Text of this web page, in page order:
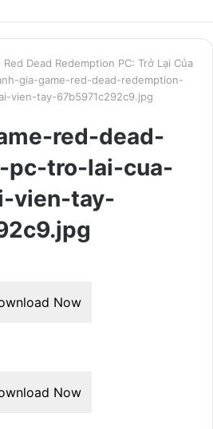
Dead Redemption PC: Trở Lại Của
gia-game-red-dead-redemption-
vien-tay-67b5971c292c9.jpg
red-dead-
pc-tro-lai-cua-
vien-tay-
Now
Now